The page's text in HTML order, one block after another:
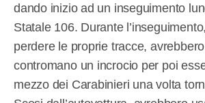
dando inizio ad un inseguimento
Statale 106. Durante
perdere le proprie tracce,
contromano un incrocio per poi
mezzo dei Carabinieri una volta